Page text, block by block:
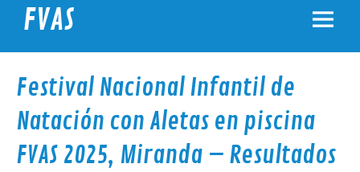
FVAS
Festival Nacional Infantil de
Natación con Aletas en piscina
FVAS 2025, Miranda – Resultados